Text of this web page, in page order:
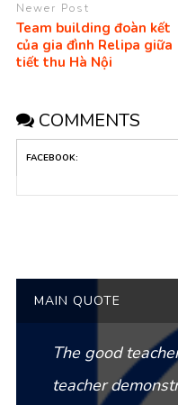
Newer Post
Team building đoàn kết
của gia đình Relipa giữa
tiết thu Hà Nội
COMMENTS
FACEBOOK:
MAIN QUOTE
The good
teacher